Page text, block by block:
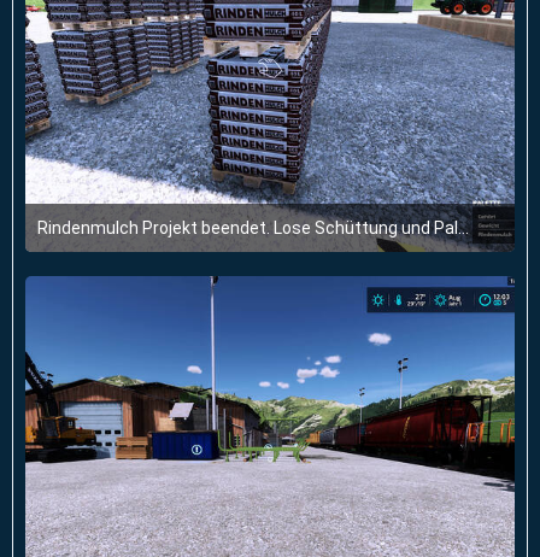
Rindenmulch Projekt beendet. Lose Schüttung und Paletten. Alles im Sägewerk.
15. Juli 2024 um 18:17
2